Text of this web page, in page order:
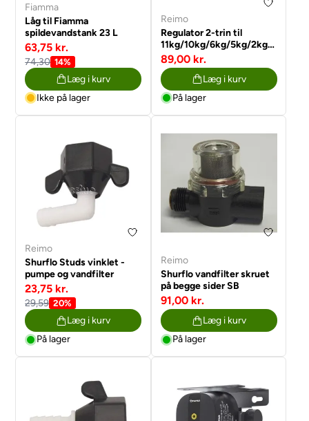
Fiamma
Låg til Fiamma
spildevandstank 23 L
63,75 kr.
74,30 14%
Læg i kurv
Ikke på lager
Reimo
Regulator 2-trin til
11kg/10kg/6kg/5kg/2kg
flasker
89,00 kr.
Læg i kurv
På lager
Reimo
Shurflo Studs vinklet -
pumpe og vandfilter
23,75 kr.
29,59 20%
Læg i kurv
På lager
Reimo
Shurflo vandfilter skruet
på begge sider SB
91,00 kr.
Læg i kurv
På lager